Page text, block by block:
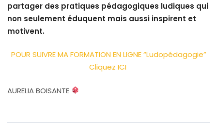
partager des pratiques pédagogiques ludiques qui
non seulement éduquent mais aussi inspirent et
motivent.
POUR SUIVRE MA FORMATION EN LIGNE “Ludopédagogie”
Cliquez ICI
AURELIA BOISANTE